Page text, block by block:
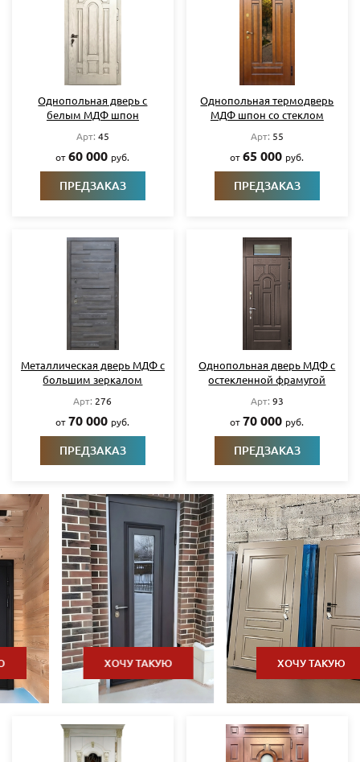
Однопольная дверь с
белым МДФ шпон
Арт: 45
от60 000 руб.
ПРЕДЗАКАЗ
Однопольная термодверь
МДФ шпон со стеклом
Арт: 55
от65 000 руб.
ПРЕДЗАКАЗ
Металлическая дверь МДФ с
большим зеркалом
Арт: 276
от70 000 руб.
ПРЕДЗАКАЗ
Однопольная дверь МДФ с
остекленной фрамугой
Арт: 93
от70 000 руб.
ПРЕДЗАКАЗ
ХОЧУ ТАКУЮ ХОЧУ ТАКУЮ